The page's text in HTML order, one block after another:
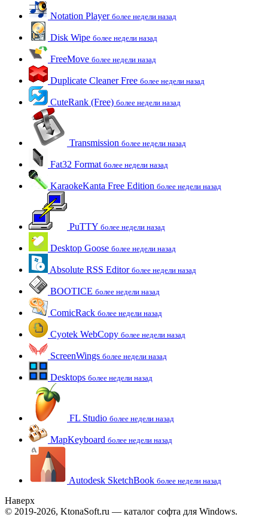
Notation Player более недели назад
Disk Wipe более недели назад
FreeMove более недели назад
Duplicate Cleaner Free более недели назад
CuteRank (Free) более недели назад
Transmission более недели назад
Fat32 Format более недели назад
KaraokeKanta Free Edition более недели назад
PuTTY более недели назад
Desktop Goose более недели назад
Absolute RSS Editor более недели назад
BOOTICE более недели назад
ComicRack более недели назад
Cyotek WebCopy более недели назад
ScreenWings более недели назад
Desktops более недели назад
FL Studio более недели назад
MapKeyboard более недели назад
Autodesk SketchBook более недели назад
Наверх
© 2019-2026, KtonaSoft.ru — каталог софта для Windows.